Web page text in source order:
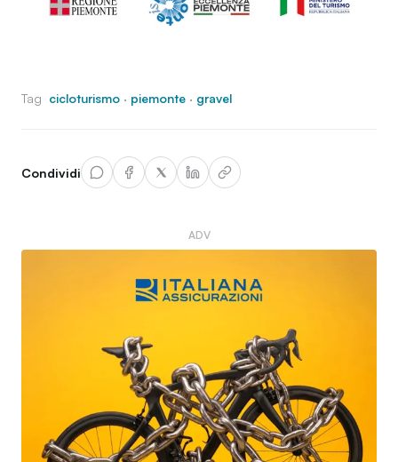
Tag cicloturismo · piemonte · gravel
Condividi
ADV